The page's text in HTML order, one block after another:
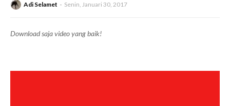
Adi Selamet Senin, Januari 30, 2017
Download saja video yang baik!